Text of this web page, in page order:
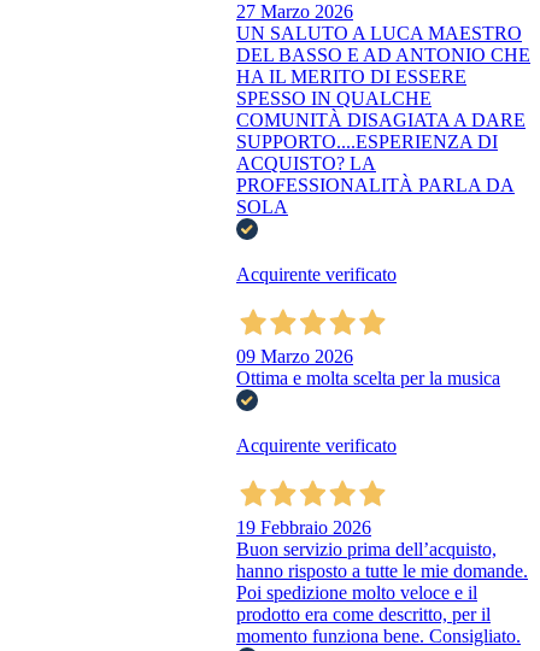
27 Marzo 2026
UN SALUTO A LUCA MAESTRO
DEL BASSO E AD ANTONIO CHE
HA IL MERITO DI ESSERE
SPESSO IN QUALCHE
COMUNITÀ DISAGIATA A DARE
SUPPORTO....ESPERIENZA DI
ACQUISTO? LA
PROFESSIONALITÀ PARLA DA
SOLA
Acquirente verificato
09 Marzo 2026
Ottima e molta scelta per la musica
Acquirente verificato
19 Febbraio 2026
Buon servizio prima dell’acquisto,
hanno risposto a tutte le mie domande.
Poi spedizione molto veloce e il
prodotto era come descritto, per il
momento funziona bene. Consigliato.